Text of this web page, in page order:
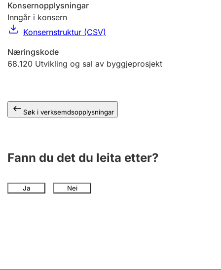
Konsernopplysningar
Inngår i konsern
Konsernstruktur (CSV)
Næringskode
68.120 Utvikling og sal av byggjeprosjekt
Søk i verksemdsopplysningar
Fann du det du leita etter?
Ja Nei